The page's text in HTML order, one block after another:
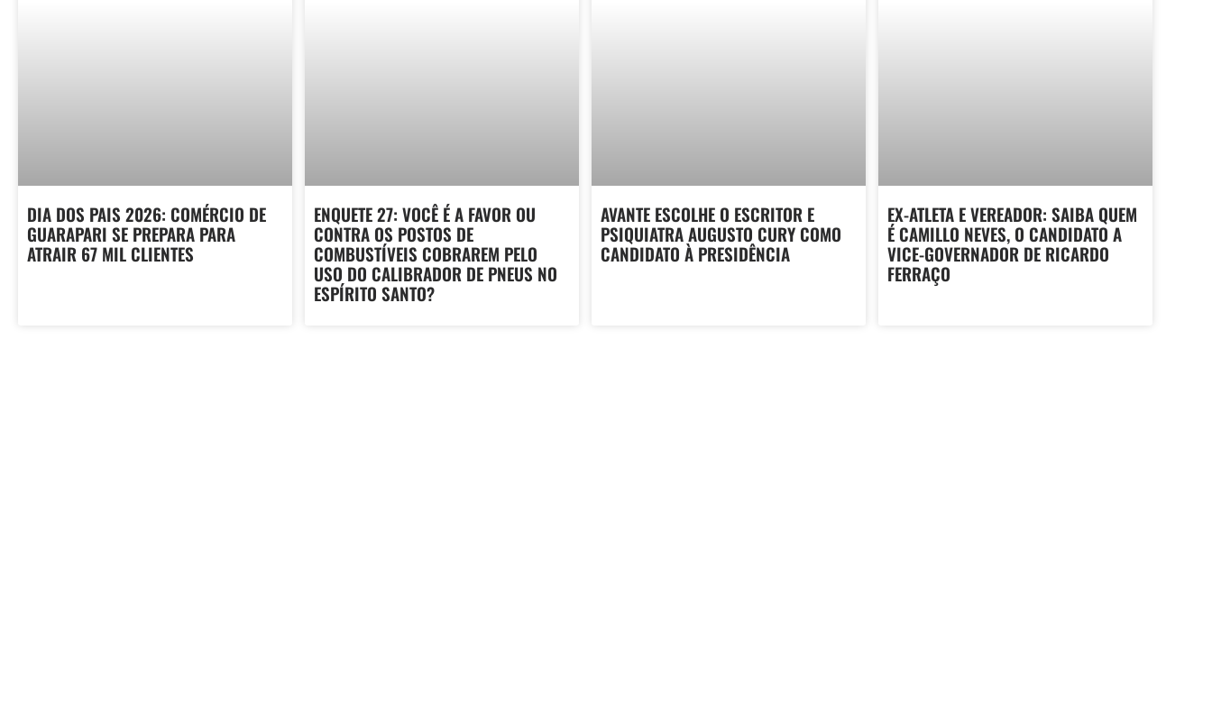
DIA DOS PAIS 2026: COMÉRCIO DE
GUARAPARI SE PREPARA PARA
ATRAIR 67 MIL CLIENTES
ENQUETE 27: VOCÊ É A FAVOR OU
CONTRA OS POSTOS DE
COMBUSTÍVEIS COBRAREM PELO
USO DO CALIBRADOR DE PNEUS NO
ESPÍRITO SANTO?
AVANTE ESCOLHE O ESCRITOR E
PSIQUIATRA AUGUSTO CURY COMO
CANDIDATO À PRESIDÊNCIA
EX-ATLETA E VEREADOR: SAIBA QUEM
É CAMILLO NEVES, O CANDIDATO A
VICE-GOVERNADOR DE RICARDO
FERRAÇO